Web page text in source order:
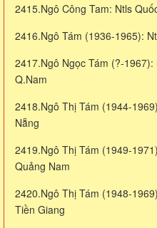
2415.Ngô Công Tam: Ntls
2416.Ngô Tám (1936-1965):
2417.Ngô Ngọc Tám (?-
Q.Nam
2418.Ngô Thị Tám (1944-
Nẵng
2419.Ngô Thị Tám (1949-
Quảng Nam
2420.Ngô Thị Tám (1948-
Tiền Giang